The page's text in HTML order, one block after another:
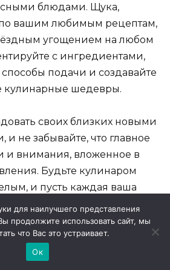
блюдами. Щука,
по вашим любимым рецептам,
угощением на любом
с ингредиентами,
подачи и создавайте
кулинарные шедевры.
своих близких новыми
не забывайте, что главное
и внимания, вложенное в
Будьте кулинаром
и пусть каждая ваша
станет праздником для души
последних новостей о
для наилучшего представления
продолжите использовать сайт, мы
что Вас это устраивает.
Ок